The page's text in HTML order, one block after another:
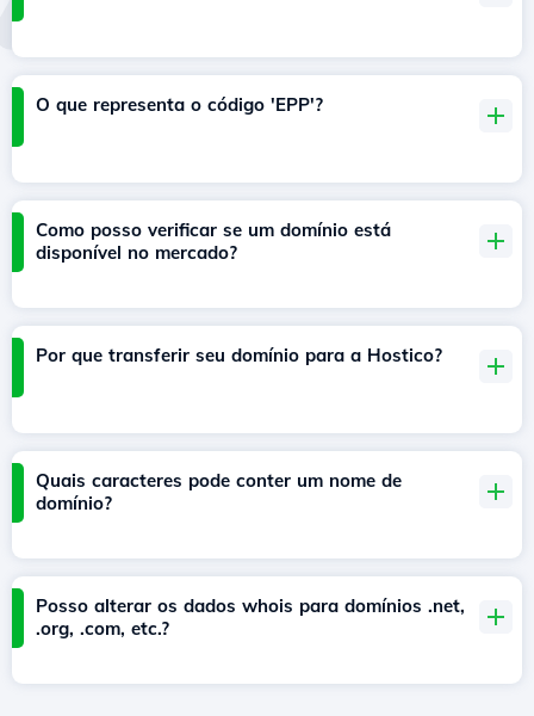
O que representa o código 'EPP'?
Como posso verificar se um domínio está
disponível no mercado?
Por que transferir seu domínio para a Hostico?
Quais caracteres pode conter um nome de
domínio?
Posso alterar os dados whois para domínios .net,
.org, .com, etc.?